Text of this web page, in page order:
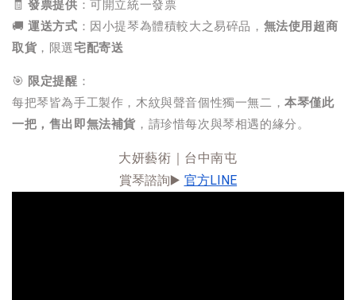
🧾發票提供 ：可開立統一發票
🚚運送方式 ：因小提琴為體積較大之易碎品， 無法使用超商
取貨，限選宅配寄送
🎯 限定提醒 ：
每把琴皆為手工製作，木紋與聲音個性獨一無二，本琴僅此
一把，售出即無法補貨 ，請珍惜每次與琴相遇的緣分。
大妍藝術｜台中南屯
賞琴諮詢▶️ 官方LINE